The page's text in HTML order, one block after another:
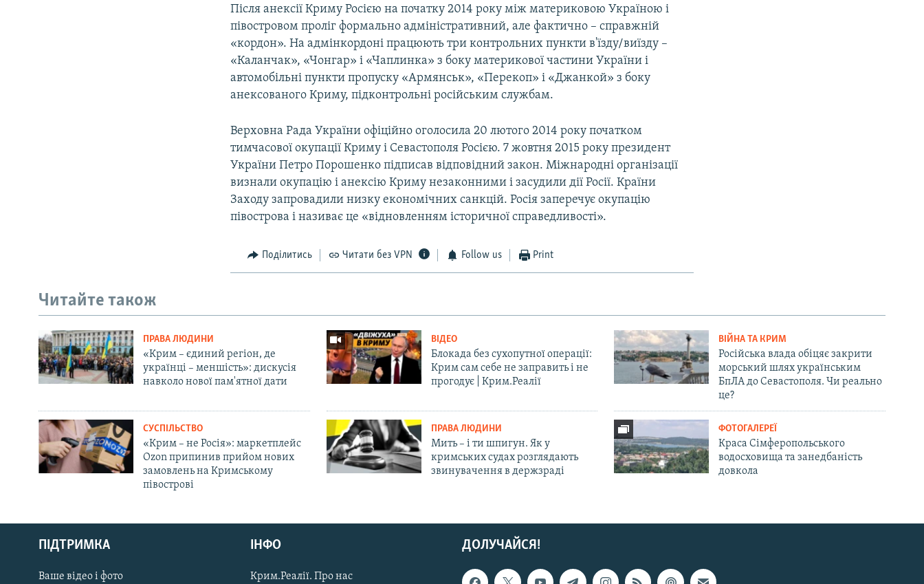
Русский
Qırımtatar
ДОЛУЧАЙСЯ!
Після анексії Криму Росією на початку 2014 року між материковою Україною і
півостровом проліг формально адміністративний, але фактично – справжній
«кордон». На адмінкордоні працюють три контрольних пункти в'їзду/виїзду –
«Каланчак», «Чонгар» і «Чаплинка» з боку материкової частини України і
автомобільні пункти пропуску «Армянськ», «Перекоп» і «Джанкой» з боку
анексованого Криму, підконтрольні російським службам.
Верховна Рада України офіційно оголосила 20 лютого 2014 року початком
тимчасової окупації Криму і Севастополя Росією. 7 жовтня 2015 року президент
України Петро Порошенко підписав відповідний закон. Міжнародні організації
визнали окупацію і анексію Криму незаконними і засудили дії Росії. Країни
Заходу запровадили низку економічних санкцій. Росія заперечує окупацію
півострова і називає це «відновленням історичної справедливості».
Поділитись Читати без VPN Follow us Print
Читайте також
ПРАВА ЛЮДИНИ
«Крим – єдиний регіон, де
українці – меншість»: дискусія
навколо нової пам'ятної дати
ВІДЕО
Блокада без сухопутної операції:
Крим сам себе не заправить і не
прогодує | Крим.Реалії
ВІЙНА ТА КРИМ
Російська влада обіцяє закрити
морський шлях українським
БпЛА до Севастополя. Чи реально
це?
СУСПІЛЬСТВО
«Крим – не Росія»: маркетплейс
Ozon припинив прийом нових
замовлень на Кримському
півострові
ПРАВА ЛЮДИНИ
Мить – і ти шпигун. Як у
кримських судах розглядають
звинувачення в держзраді
ФОТОГАЛЕРЕЇ
Краса Сімферопольського
водосховища та занедбаність
довкола
ДОЛУЧАЙСЯ!
ПІДТРИМКА
Ваше відео і фото
ІНФО
Крим.Реалії. Про нас